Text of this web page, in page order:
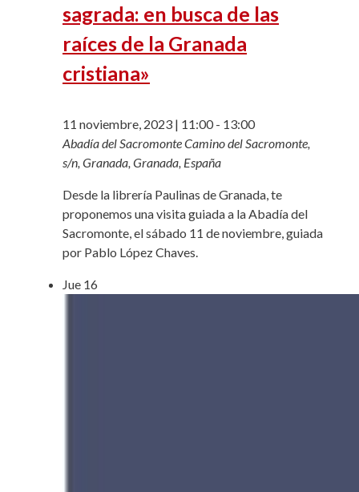
sagrada: en busca de las
raíces de la Granada
cristiana»
11 noviembre, 2023 | 11:00- 13:00
Abadía del SacromonteCamino del Sacromonte,
s/n, Granada, Granada, España
Desde la librería Paulinas de Granada, te
proponemos una visita guiada a la Abadía del
Sacromonte, el sábado 11 de noviembre, guiada
por Pablo López Chaves.
Jue 16